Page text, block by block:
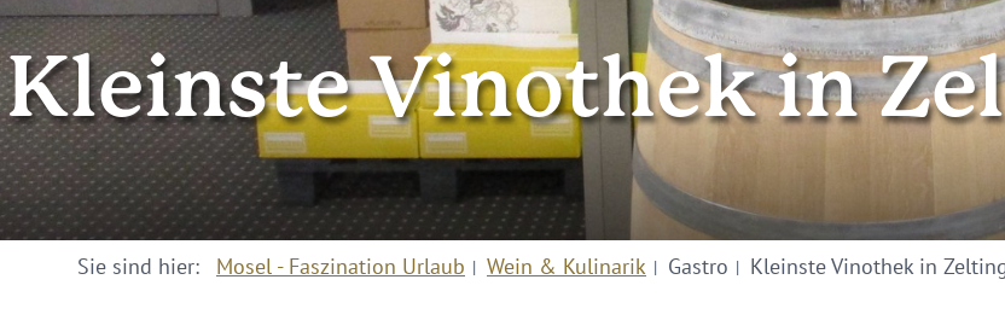
Kleinste Vinothek in
Sie sind hier: Mosel - Faszination Urlaub Wein & Kulinarik Gastro Kleinste Vinothek in